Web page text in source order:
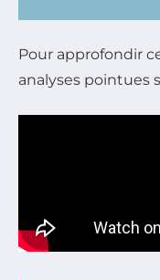
Pour approfondir
analyses pointues